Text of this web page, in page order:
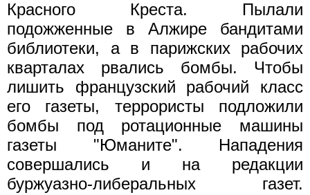
Красного Креста. Пылали
подожженные в Алжире бандитами
библиотеки, а в парижских рабочих
кварталах рвались бомбы. Чтобы
лишить французский рабочий класс
его газеты, террористы подложили
бомбы под ротационные машины
газеты "Юманите". Нападения
совершались и на редакции
буржуазно-либеральных газет.